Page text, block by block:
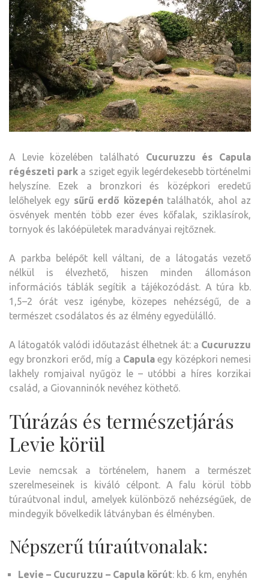
A Levie közelében található Cucuruzzu és Capula
régészeti park a sziget egyik legérdekesebb történelmi
helyszíne. Ezek a bronzkori és középkori eredetű
lelőhelyek egy sűrű erdő közepéntalálhatók, ahol az
ösvények mentén több ezer éves kőfalak, sziklasírok,
tornyok és lakóépületek maradványai rejtőznek.
A parkba belépőt kell váltani, de a látogatás vezető
nélkül is élvezhető, hiszen minden állomáson
információs táblák segítik a tájékozódást. A túra kb.
1,5–2 órát vesz igénybe, közepes nehézségű, de a
természet csodálatos és az élmény egyedülálló.
A látogatók valódi időutazást élhetnek át: a Cucuruzzu
egy bronzkori erőd, míg a Capulaegy középkori nemesi
lakhely romjaival nyűgöz le – utóbbi a híres korzikai
család, a Giovanninók nevéhez köthető.
Túrázás és természetjárás
Levie körül
Levie nemcsak a történelem, hanem a természet
szerelmeseinek is kiváló célpont. A falu körül több
túraútvonal indul, amelyek különböző nehézségűek, de
mindegyik bővelkedik látványban és élményben.
Népszerű túraútvonalak:
Levie – Cucuruzzu – Capula körút: kb. 6 km, enyhén